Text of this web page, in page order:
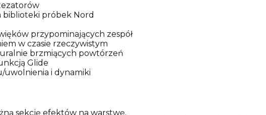
biblioteki próbek Nord
przypominających zespół
w czasie rzeczywistym
brzmiących powtórzeń
Glide
uwolnienia i dynamiki
sekcję efektów na warstwę.